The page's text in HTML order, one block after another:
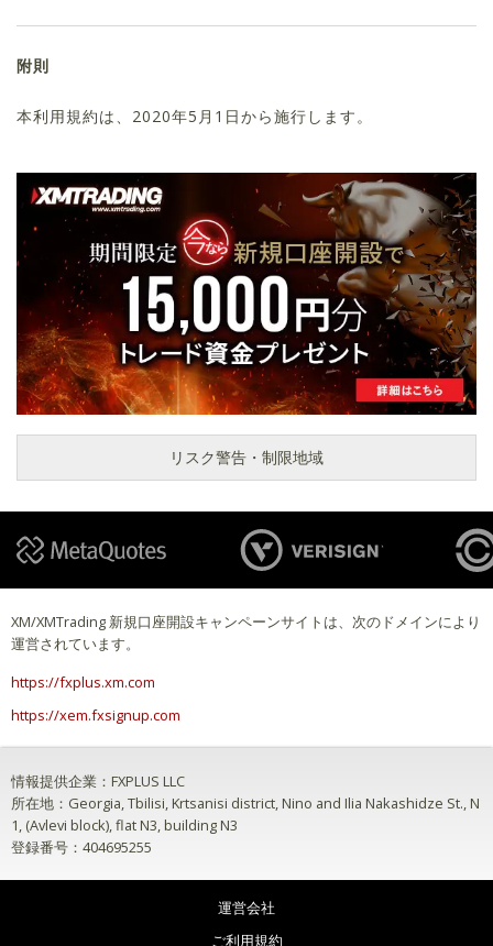
附則
本利用規約は、2020年5月1日から施行します。
リスク警告・制限地域
XM/XMTrading 新規口座開設キャンペーンサイトは、次のドメインにより
運営されています。
https://fxplus.xm.com
https://xem.fxsignup.com
情報提供企業：FXPLUS LLC
所在地：Georgia, Tbilisi, Krtsanisi district, Nino and Ilia Nakashidze St., N
1, (Avlevi block), flat N3, building N3
登録番号：404695255
運営会社
ご利用規約